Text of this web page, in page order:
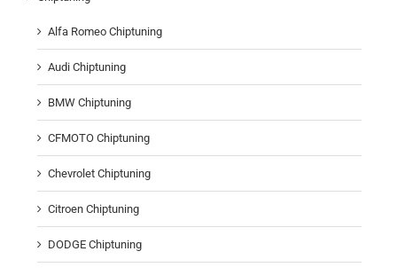
Alfa Romeo Chiptuning
Audi Chiptuning
BMW Chiptuning
CFMOTO Chiptuning
Chevrolet Chiptuning
Citroen Chiptuning
DODGE Chiptuning